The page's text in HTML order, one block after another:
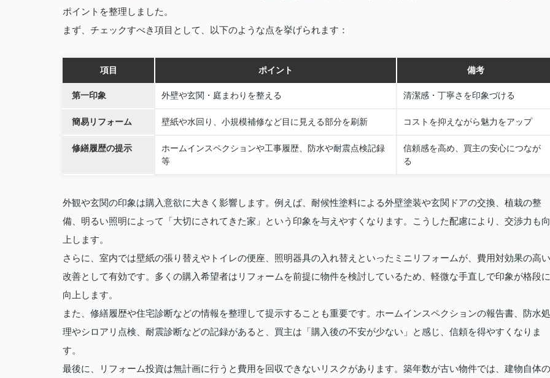
ポイントを整理しました。
まず、チェックすべき項目として、以下のような点を挙げられます：
項目 ポイント 備考
第一印象 外壁や玄関・庭まわりを整える 清潔感・丁寧さを印象づける
簡易リフォーム 壁紙や水回り、小規模補修など目に見える部分を刷新 コストを抑えながら魅力をアップ
修繕履歴の提示
ホームインスペクションや工事履歴、防水や耐震点検記録
等
信頼感を高め、買主の安心につなが
る
外観や玄関の印象は購入意欲に大きく影響します。例えば、耐候性塗料による外壁塗装や玄関ドアの交換、植栽の整
備、明るい照明によって「大切にされてきた家」という印象を与えやすくなります。こうした配慮により、交渉力も向
上します。
さらに、室内では壁紙の張り替えやトイレの便座、照明器具の入れ替えといったミニリフォームが、費用対効果の高い
改善として有効です。多くの購入希望者はリフォームを前提に物件を検討しているため、軽微な手直しで印象が格段に
向上します。
また、修繕履歴や住宅診断などの情報を整理して提示することも重要です。ホームインスペクションの報告書、防水処
理やシロアリ点検、耐震診断などの記録があると、買主は「購入後の不安が少ない」と感じ、信頼を得やすくなりま
す。
最後に、リフォーム投資は無計画に行うと費用を回収できないリスクがあります。築年数が古い物件では、建物自体の